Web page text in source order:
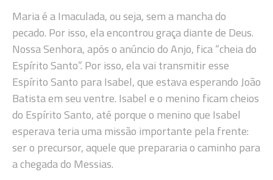
Maria é a Imaculada, ou seja, sem a mancha do
pecado. Por isso, ela encontrou graça diante de Deus.
Nossa Senhora, após o anúncio do Anjo, fica “cheia do
Espírito Santo”. Por isso, ela vai transmitir esse
Espírito Santo para Isabel, que estava esperando João
Batista em seu ventre. Isabel e o menino ficam cheios
do Espírito Santo, até porque o menino que Isabel
esperava teria uma missão importante pela frente:
ser o precursor, aquele que prepararia o caminho para
a chegada do Messias.